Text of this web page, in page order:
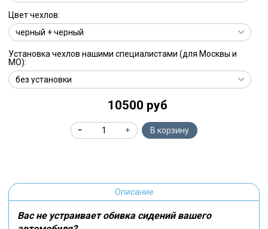
Цвет чехлов:
Установка чехлов нашими специалистами (для Москвы и
МО):
10500 руб
В корзину
Описание
Вас не устраивает обивка сидений вашего